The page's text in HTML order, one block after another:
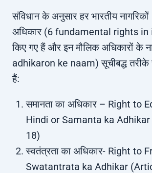
संविधान के अनुसार हर भारतीय
अधिकार (6 fundamental rights in
किए गए हैं और इन मौलिक अधिकारों के
adhikaron ke naam) सूचीबद्ध तरीके
हैं:
समानता का अधिकार – Right to
Hindi or Samanta ka
18)
स्वतंत्रता का अधिकार- Right to
Swatantrata ka Adhikar